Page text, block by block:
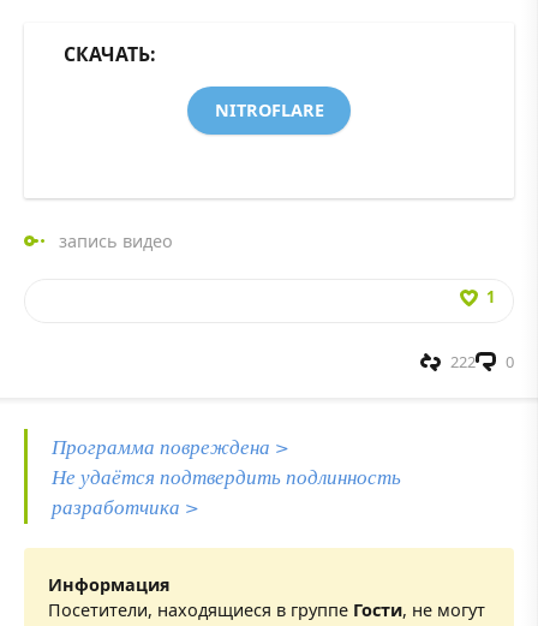
СКАЧАТЬ:
NITROFLARE
запись видео
1
0
222
Программа повреждена >
Не удаётся подтвердить подлинность
разработчика >
Информация
Посетители, находящиеся в группе Гости, не могут